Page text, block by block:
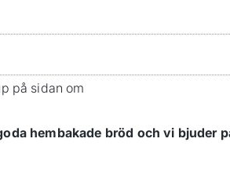
på sidan om
hembakade bröd och vi bjuder